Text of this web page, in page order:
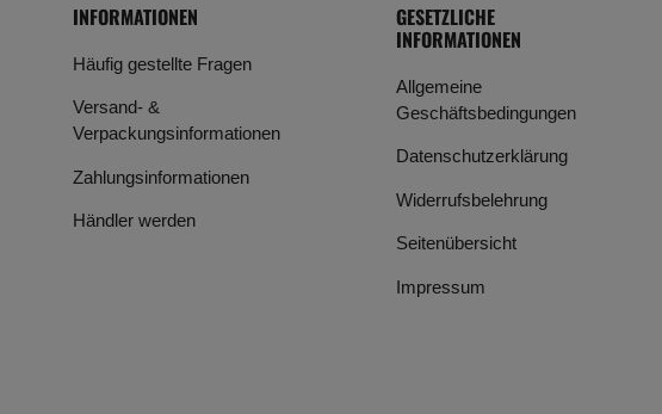
INFORMATIONEN
Häufig gestellte Fragen
Versand- &
Verpackungsinformationen
Zahlungsinformationen
Händler werden
GESETZLICHE
INFORMATIONEN
Allgemeine
Geschäftsbedingungen
Datenschutzerklärung
Widerrufsbelehrung
Seitenübersicht
Impressum